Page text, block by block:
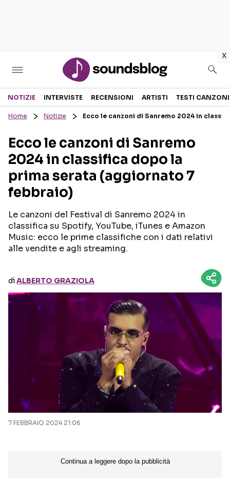
x
Sezioni
RECENSIONI MUSICALI
INTERVISTE
GOSSIP E CURIOSITÀ
TESTI CANZONI
TOUR ED EVENTI
TALENT SHOW
Seguici sui social
NOTIZIE INTERVISTE RECENSIONI ARTISTI TESTI CANZONI
Home Notizie Ecco le canzoni di Sanremo 2024 in
Ecco le canzoni di Sanremo
2024 in classifica dopo la
prima serata (aggiornato 7
febbraio)
Le canzoni del Festival di Sanremo 2024 in
classifica su Spotify, YouTube, iTunes e Amazon
Music: ecco le prime classifiche con i dati relativi
alle vendite e agli streaming.
diALBERTO GRAZIOLA
7 FEBBRAIO 2024 21:06